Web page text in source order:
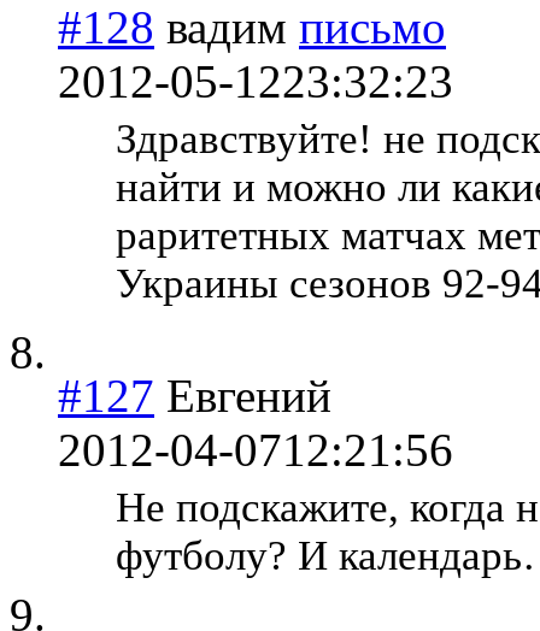
#128 вадим
2012-05-1223:32:23
Здравствуйте! не
найти и можно ли
раритетных матчах
Украины сезонов 92-
#127 Евгений
2012-04-0712:21:56
Не подскажите, когда
футболу? И